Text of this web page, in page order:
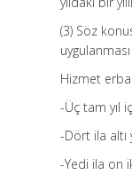
(3) Söz
Hizmet
-Üç tam yıl
-Dört ila altı
-Yedi ila on